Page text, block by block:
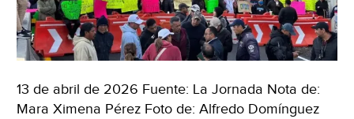
13 de abril de 2026 Fuente: La Jornada Nota de:
Mara Ximena Pérez Foto de: Alfredo Domínguez